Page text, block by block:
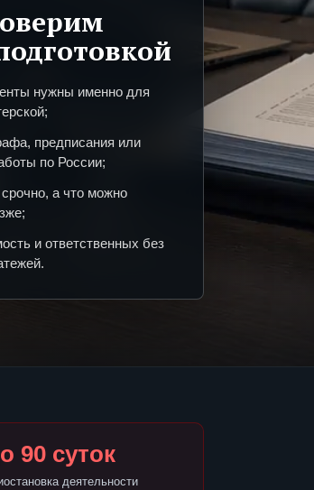
нужны именно для
предписания или
по России;
а что можно
и ответственных без
90 суток
деятельности